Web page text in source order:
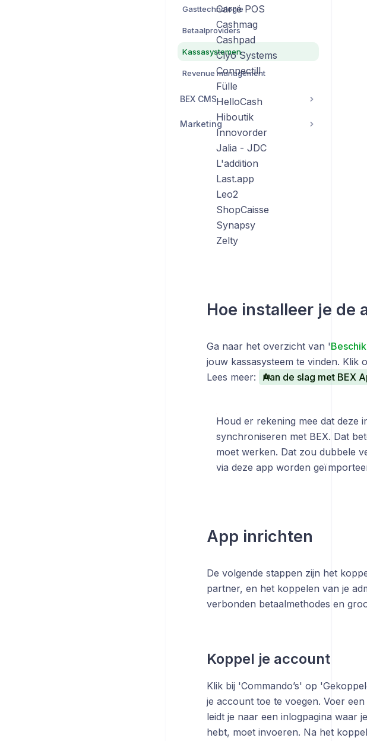
Gasttechnologie
Betaalproviders
Kassasystemen
Revenue management
BEX CMS
Marketing
Carré POS
Cashmag
Cashpad
Clyo Systems
Connectill
Fülle
HelloCash
Hiboutik
Innovorder
Jalia - JDC
L'addition
Last.app
Leo2
ShopCaisse
Synapsy
Zelty
Hoe installeer je de
Ga naar het overzicht van '
jouw kassasysteem te vinden. Klik
Lees meer:
Aan de slag met BEX
Houd er rekening mee dat deze
synchroniseren met BEX. Dat
moet werken. Dat zou dubbele
via deze app worden
App inrichten
De volgende stappen zijn het
partner, en het koppelen van je
verbonden betaalmethodes en
Koppel je account
Klik bij 'Commando’s' op
je account toe te voegen. Voer
leidt je naar een inlogpagina waar
hebt, moet invoeren. Na het